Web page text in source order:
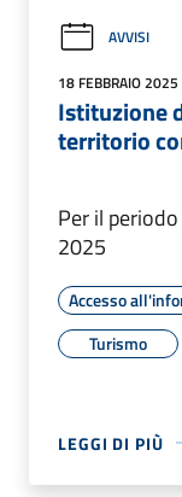
AVVISI
18 FEBBRAIO 2025
Istituzione
territorio
Per il
2025
Accesso
Turismo
LEGGI DI PIÙ